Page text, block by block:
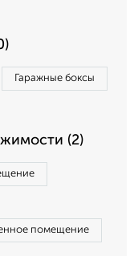
Гаражные боксы
(2)
помещение